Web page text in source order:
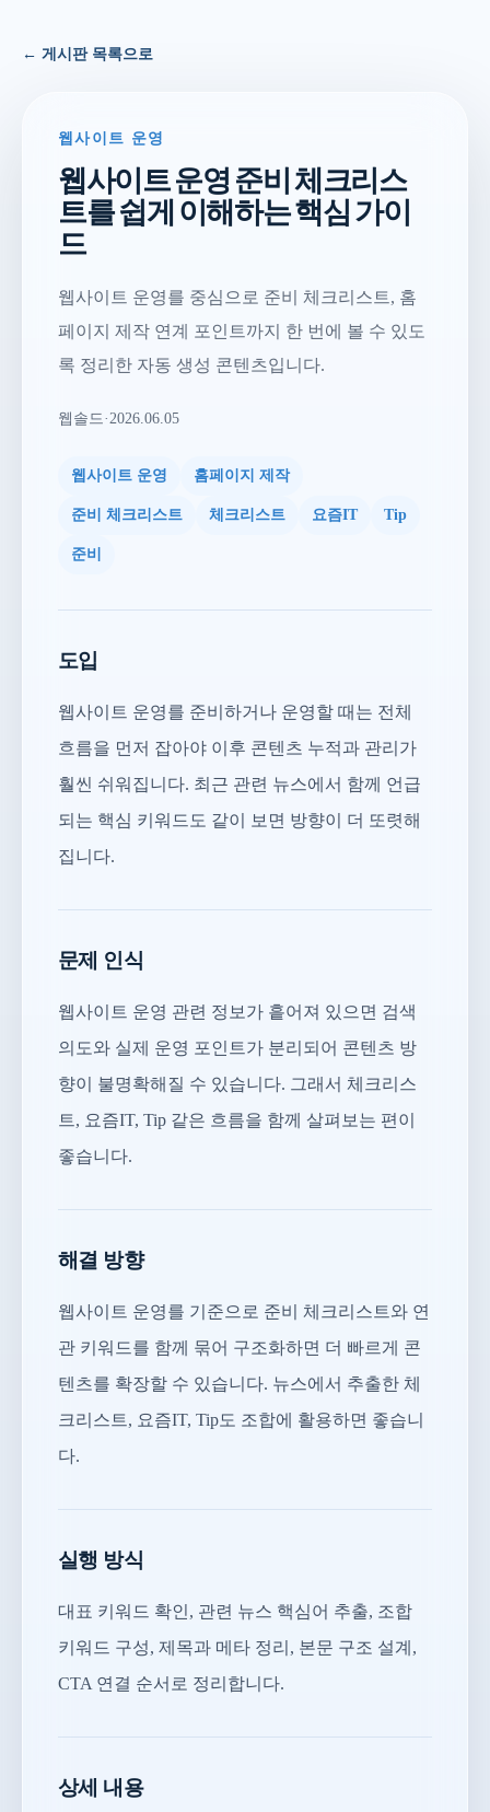
← 게시판 목록으로
웹사이트 운영
웹사이트 운영 준비 체크리스
트를 쉽게 이해하는 핵심 가이
드
웹사이트 운영를 중심으로 준비 체크리스트, 홈
페이지 제작 연계 포인트까지 한 번에 볼 수 있도
록 정리한 자동 생성 콘텐츠입니다.
웹솔드·2026.06.05
웹사이트 운영 홈페이지 제작
준비 체크리스트 체크리스트 요즘IT Tip
준비
도입
웹사이트 운영를 준비하거나 운영할 때는 전체
흐름을 먼저 잡아야 이후 콘텐츠 누적과 관리가
훨씬 쉬워집니다. 최근 관련 뉴스에서 함께 언급
되는 핵심 키워드도 같이 보면 방향이 더 또렷해
집니다.
문제 인식
웹사이트 운영 관련 정보가 흩어져 있으면 검색
의도와 실제 운영 포인트가 분리되어 콘텐츠 방
향이 불명확해질 수 있습니다. 그래서 체크리스
트, 요즘IT, Tip 같은 흐름을 함께 살펴보는 편이
좋습니다.
해결 방향
웹사이트 운영를 기준으로 준비 체크리스트와 연
관 키워드를 함께 묶어 구조화하면 더 빠르게 콘
텐츠를 확장할 수 있습니다. 뉴스에서 추출한 체
크리스트, 요즘IT, Tip도 조합에 활용하면 좋습니
다.
실행 방식
대표 키워드 확인, 관련 뉴스 핵심어 추출, 조합
키워드 구성, 제목과 메타 정리, 본문 구조 설계,
CTA 연결 순서로 정리합니다.
상세 내용